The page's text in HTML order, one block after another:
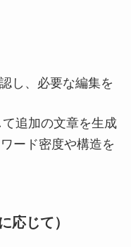
し、必要な編集を
て追加の文章を生成
ード密度や構造を
応じて）